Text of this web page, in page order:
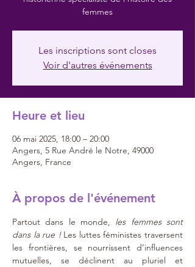
femmes
Les inscriptions sont closes
Voir d'autres événements
Heure et lieu
06 mai 2025, 18:00 – 20:00
Angers, 5 Rue André le Notre, 49000
Angers, France
À propos de l'événement
Partout dans le monde, les femmes sont
dans la rue ! Les luttes féministes traversent
les frontières, se nourrissent d’influences
mutuelles, se déclinent au pluriel et